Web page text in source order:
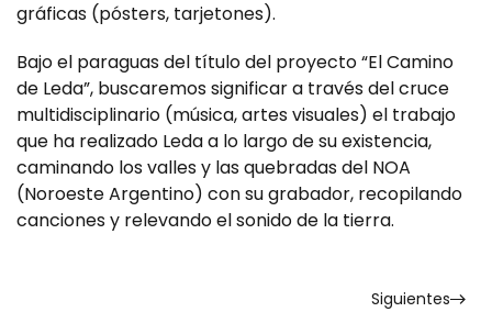
gráficas (pósters, tarjetones).
Bajo el paraguas del título del proyecto “El Camino
de Leda”, buscaremos significar a través del cruce
multidisciplinario (música, artes visuales) el trabajo
que ha realizado Leda a lo largo de su existencia,
caminando los valles y las quebradas del NOA
(Noroeste Argentino) con su grabador, recopilando
canciones y relevando el sonido de la tierra.
Siguientes